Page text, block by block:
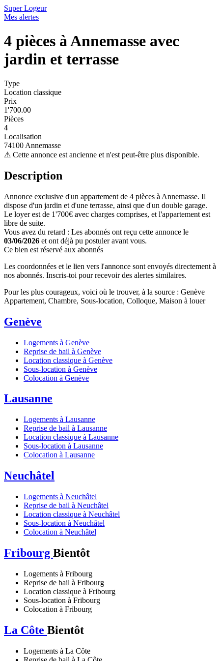
Super Logeur
Mes alertes
4 pièces à Annemasse avec
jardin et terrasse
Type
Location classique
Prix
1'700.00
Pièces
4
Localisation
74100 Annemasse
⚠ Cette annonce est ancienne et n'est peut-être plus disponible.
Description
Annonce exclusive d'un appartement de 4 pièces à Annemasse. Il
dispose d'un jardin et d'une terrasse, ainsi que d'un double garage.
Le loyer est de 1'700€ avec charges comprises, et l'appartement est
libre de suite.
Vous avez du retard : Les abonnés ont reçu cette annonce le
03/06/2026 et ont déjà pu postuler avant vous.
Ce bien est réservé aux abonnés
Les coordonnées et le lien vers l'annonce sont envoyés directement à
nos abonnés. Inscris-toi pour recevoir des alertes similaires.
Pour les plus courageux, voici où le trouver, à la source : Genève
Appartement, Chambre, Sous-location, Colloque, Maison à louer
Genève
Logements à Genève
Reprise de bail à Genève
Location classique à Genève
Sous-location à Genève
Colocation à Genève
Lausanne
Logements à Lausanne
Reprise de bail à Lausanne
Location classique à Lausanne
Sous-location à Lausanne
Colocation à Lausanne
Neuchâtel
Logements à Neuchâtel
Reprise de bail à Neuchâtel
Location classique à Neuchâtel
Sous-location à Neuchâtel
Colocation à Neuchâtel
Fribourg Bientôt
Logements à Fribourg
Reprise de bail à Fribourg
Location classique à Fribourg
Sous-location à Fribourg
Colocation à Fribourg
La Côte Bientôt
Logements à La Côte